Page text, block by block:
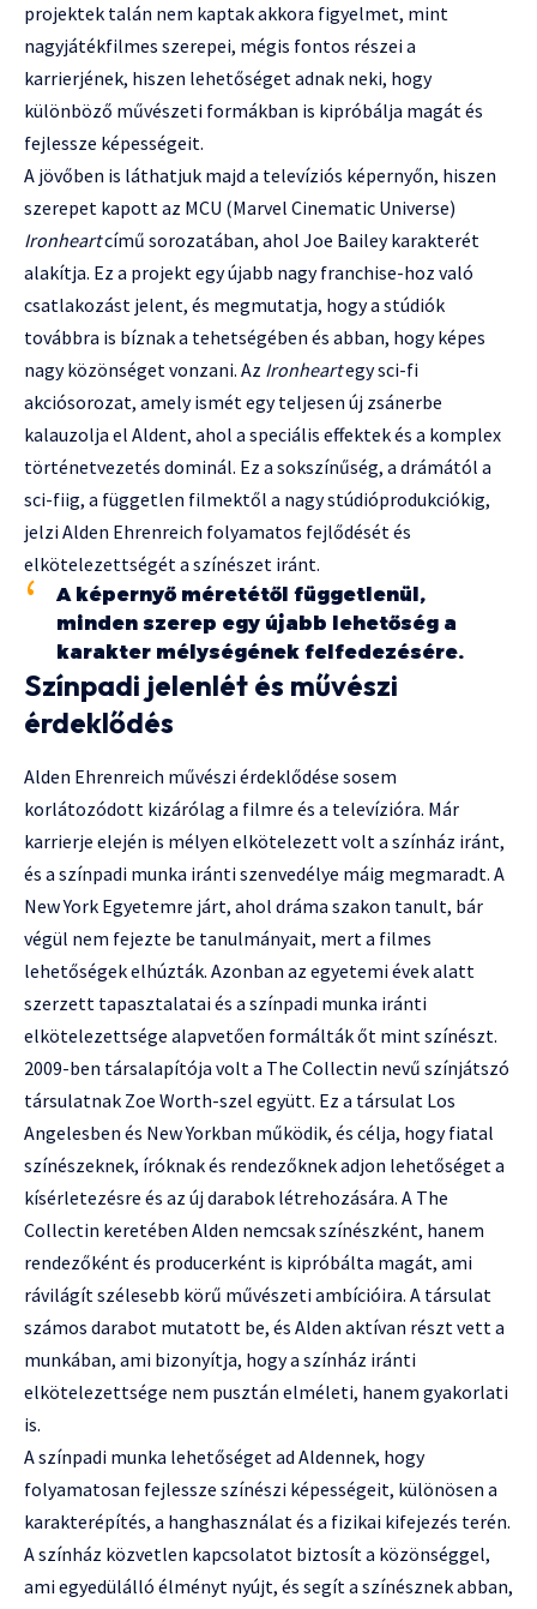
projektek talán nem kaptak akkora figyelmet, mint
nagyjátékfilmes szerepei, mégis fontos részei a
karrierjének, hiszen lehetőséget adnak neki, hogy
különböző művészeti formákban is kipróbálja magát és
fejlessze képességeit.
A jövőben is láthatjuk majd a televíziós képernyőn, hiszen
szerepet kapott az MCU (Marvel Cinematic Universe)
Ironheartcímű sorozatában, ahol Joe Bailey karakterét
alakítja. Ez a projekt egy újabb nagy franchise-hoz való
csatlakozást jelent, és megmutatja, hogy a stúdiók
továbbra is bíznak a tehetségében és abban, hogy képes
nagy közönséget vonzani. Az Ironheartegy sci-fi
akciósorozat, amely ismét egy teljesen új zsánerbe
kalauzolja el Aldent, ahol a speciális effektek és a komplex
történetvezetés dominál. Ez a sokszínűség, a drámától a
sci-fiig, a független filmektől a nagy stúdióprodukciókig,
jelzi Alden Ehrenreich folyamatos fejlődését és
elkötelezettségét a színészet iránt.
A képernyő méretétől függetlenül,
minden szerep egy újabb lehetőség a
karakter mélységének felfedezésére.
Színpadi jelenlét és művészi
érdeklődés
Alden Ehrenreich művészi érdeklődése sosem
korlátozódott kizárólag a filmre és a televízióra. Már
karrierje elején is mélyen elkötelezett volt a színház iránt,
és a színpadi munka iránti szenvedélye máig megmaradt. A
New York Egyetemre járt, ahol dráma szakon tanult, bár
végül nem fejezte be tanulmányait, mert a filmes
lehetőségek elhúzták. Azonban az egyetemi évek alatt
szerzett tapasztalatai és a színpadi munka iránti
elkötelezettsége alapvetően formálták őt mint színészt.
2009-ben társalapítója volt a The Collectin nevű színjátszó
társulatnak Zoe Worth-szel együtt. Ez a társulat Los
Angelesben és New Yorkban működik, és célja, hogy fiatal
színészeknek, íróknak és rendezőknek adjon lehetőséget a
kísérletezésre és az új darabok létrehozására. A The
Collectin keretében Alden nemcsak színészként, hanem
rendezőként és producerként is kipróbálta magát, ami
rávilágít szélesebb körű művészeti ambícióira. A társulat
számos darabot mutatott be, és Alden aktívan részt vett a
munkában, ami bizonyítja, hogy a színház iránti
elkötelezettsége nem pusztán elméleti, hanem gyakorlati
is.
A színpadi munka lehetőséget ad Aldennek, hogy
folyamatosan fejlessze színészi képességeit, különösen a
karakterépítés, a hanghasználat és a fizikai kifejezés terén.
A színház közvetlen kapcsolatot biztosít a közönséggel,
ami egyedülálló élményt nyújt, és segít a színésznek abban,